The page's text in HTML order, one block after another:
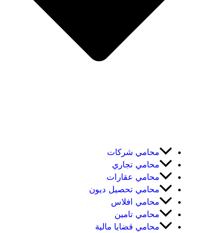
محامي شركات
محامي تجاري
محامي عقارات
محامي تحصيل ديون
محامي افلاس
محامي تامين
محامي قضايا مالية